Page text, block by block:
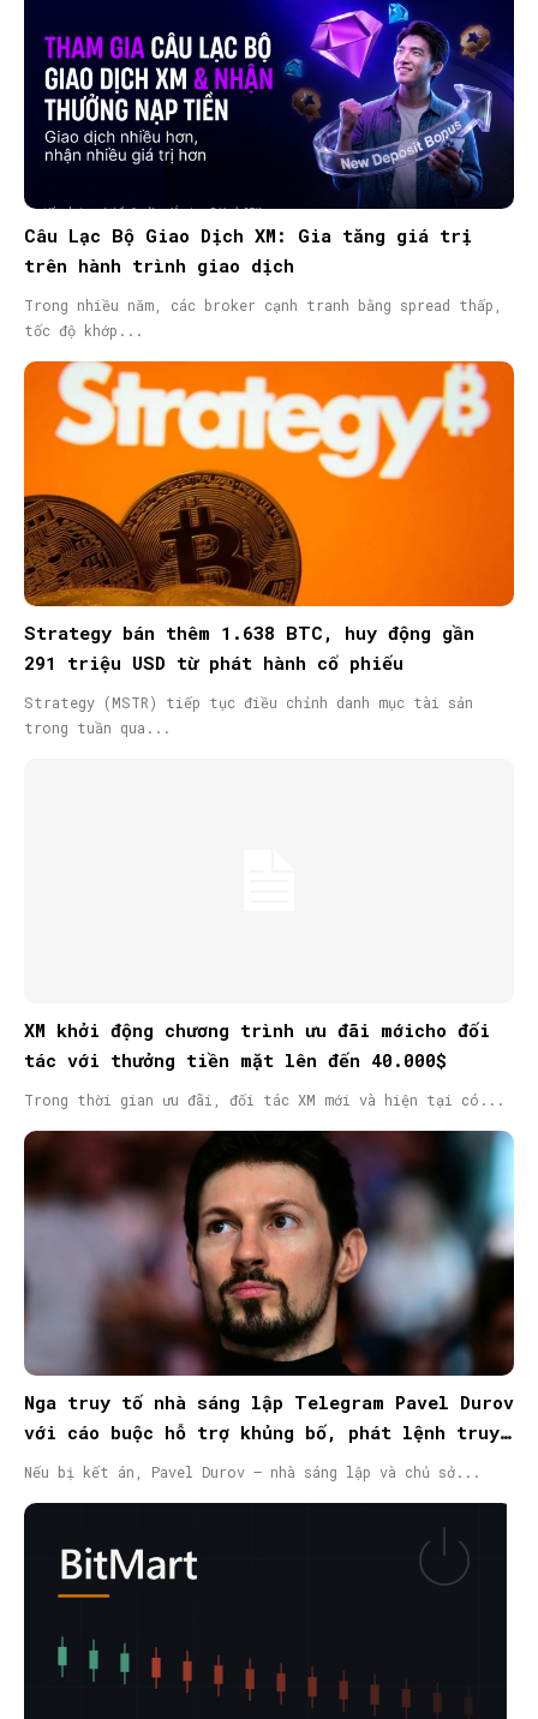
Câu Lạc Bộ Giao Dịch XM: Gia tăng giá trị
trên hành trình giao dịch
Trong nhiều năm, các broker cạnh tranh bằng spread thấp,
tốc độ khớp...
Strategy bán thêm 1.638 BTC, huy động gần
291 triệu USD từ phát hành cổ phiếu
Strategy (MSTR) tiếp tục điều chỉnh danh mục tài sản
trong tuần qua...
XM khởi động chương trình ưu đãi mớicho đối
tác với thưởng tiền mặt lên đến 40.000$
Trong thời gian ưu đãi, đối tác XM mới và hiện tại có...
Nga truy tố nhà sáng lập Telegram Pavel Durov
với cáo buộc hỗ trợ khủng bố, phát lệnh truy
nã quốc tế
Nếu bị kết án, Pavel Durov – nhà sáng lập và chủ sở...